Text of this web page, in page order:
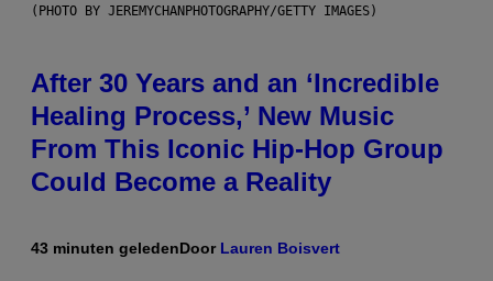
(PHOTO BY JEREMYCHANPHOTOGRAPHY/GETTY IMAGES)
After 30 Years and an ‘Incredible
Healing Process,’ New Music
From This Iconic Hip-Hop Group
Could Become a Reality
43 minuten geledenDoor Lauren Boisvert